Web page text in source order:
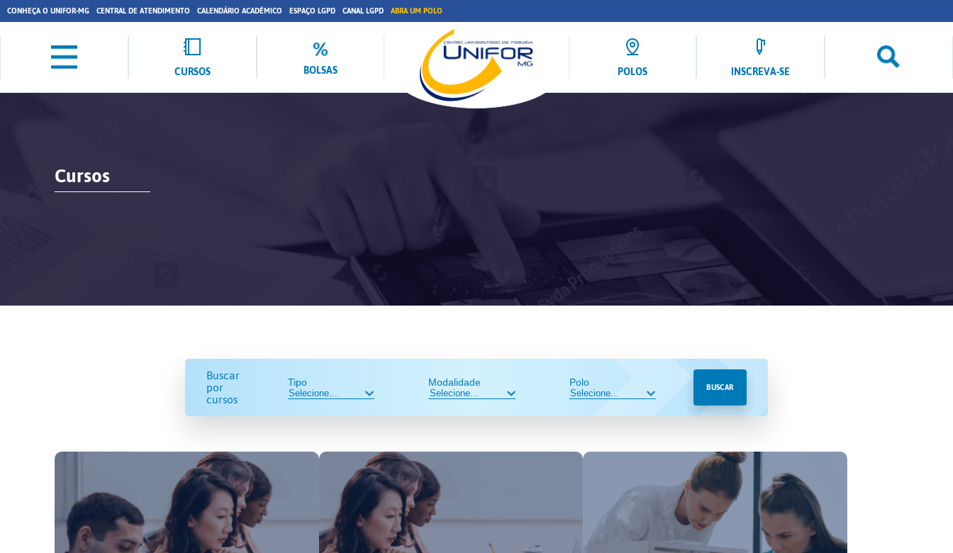
CONHEÇA O UNIFOR-MG CENTRAL DE ATENDIMENTO CALENDÁRIO ACADÊMICO ESPAÇO LGPD CANAL LGPD ABRA UM POLO
CURSOS BOLSAS POLOS INSCREVA-SE
Cursos
Buscar
por
cursos
Tipo Modalidade Polo BUSCAR